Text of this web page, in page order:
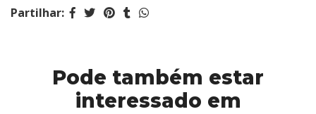
Partilhar:
Pode também estar
interessado em